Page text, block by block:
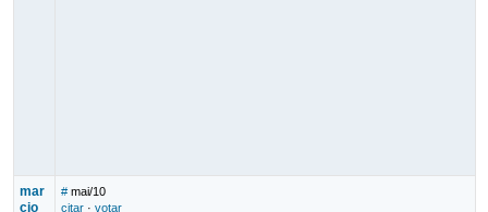
mar
cio_
# mai/10
citar· votar